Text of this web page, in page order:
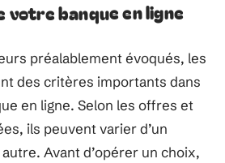
banque en ligne
préalablement évoqués, les
des critères importants dans
en ligne. Selon les offres et
ils peuvent varier d’un
Avant d’opérer un choix,